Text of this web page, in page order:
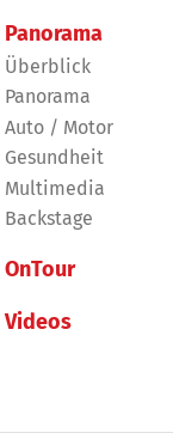
Panorama
Überblick
Panorama
Auto / Motor
Gesundheit
Multimedia
Backstage
OnTour
Videos